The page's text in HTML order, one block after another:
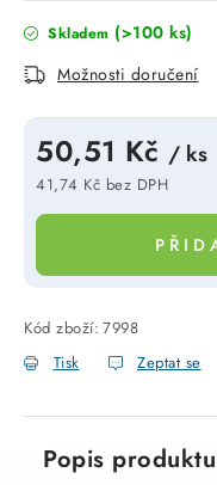
SVÍTIDLA technická
VÝPRODEJ
Položky bez
OSVĚTLENÍ
Otevírací doba výdejny
Ochrana osobních údajů
Skladem (>100 ks)
Možnosti doručení
50,51 Kč / ks
41,74 Kč bez DPH
Měrná cena:
Kód zboží: 7998
Tisk
Zeptat se
Popis produktu